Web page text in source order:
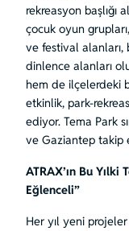
rekreasyon başlığı
çocuk oyun
ve festival
dinlence alanları
hem de ilçelerdeki
etkinlik, park-
ediyor. Tema Park
ve Gaziantep takip
ATRAX’ın Bu Yılki
Eğlenceli”
Her yıl yeni